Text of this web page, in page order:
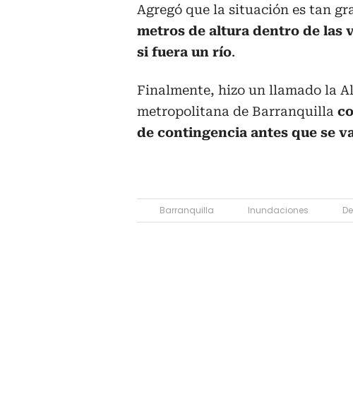
Agregó que la situación es tan
metros de altura dentro de las
si fuera un río.
Finalmente, hizo un llamado la
metropolitana de Barranquilla
de contingencia antes que se
Barranquilla Inundaciones